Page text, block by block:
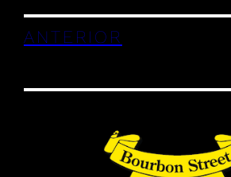
ANTERIOR